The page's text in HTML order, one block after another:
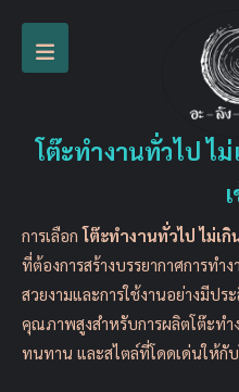
โต๊ะทำงานทั่วไป ไ
การเลือกโต๊ะทำงานทั่วไป ไม่เกิ
ที่ต้องการสร้างบรรยากาศการทำ
สวยงามและการใช้งานอย่างมีปร
คุณภาพสูงสำหรับการผลิตโต๊ะทำ
ทนทาน และสไตล์ที่โดดเด่นให้กั